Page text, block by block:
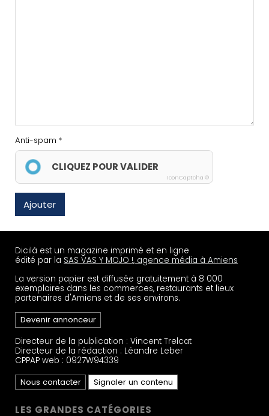
Anti-spam
CLIQUEZ POUR VALIDER
IconCaptcha ©
Ajouter
Dicilà est un magazine imprimé et en ligne
édité par la SAS VAS Y MOJO !, agence média à Amiens
La version papier est diffusée gratuitement à 8 000
exemplaires dans les commerces, restaurants et lieux
partenaires d'Amiens et de ses environs.
Devenir annonceur
Directeur de la publication : Vincent Trelcat
Directeur de la rédaction : Léandre Leber
CPPAP web : 0927W94339
Nous contacter
Signaler un contenu
LES GRANDES CATÉGORIES